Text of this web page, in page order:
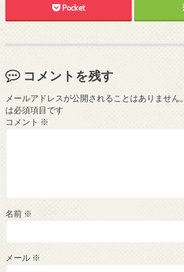
Pocket
コメントを残す
メールアドレスが公開されることはありません。
は必須項目です
コメント ※
名前 ※
メール ※